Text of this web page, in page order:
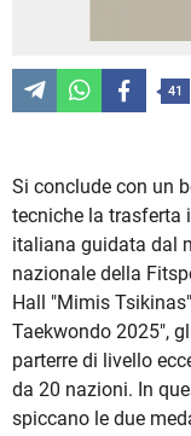
41
Si conclude con un
tecniche la trasferta
italiana guidata dal
nazionale della
Hall "Mimis
Taekwondo 2025",
parterre di livello
da 20 nazioni. In
spiccano le due